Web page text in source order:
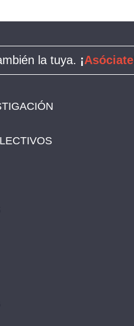
la tuya. ¡Asóciate